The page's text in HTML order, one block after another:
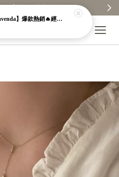
【韓國女錶．Lavenda】爆款熱銷🔥經典之作老錢風編織紋理奢華金錶【nk64】